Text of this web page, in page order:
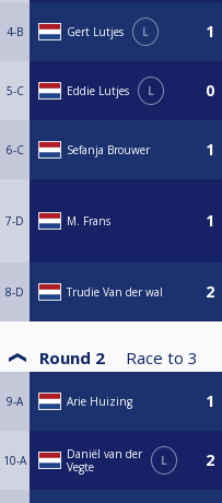
4-B Gert Lutjes L
5-C Eddie Lutjes L
6-C Sefanja Brouwer
7-D M. Frans
8-D Trudie Van der wal
Round 2 Race to 3
9-A Arie Huizing
10-A
Daniël van der
Vegte
L